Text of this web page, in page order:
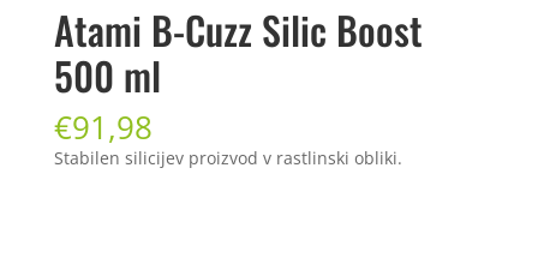
Atami B-Cuzz Silic Boost
500 ml
€91,98
Stabilen silicijev proizvod v rastlinski obliki.